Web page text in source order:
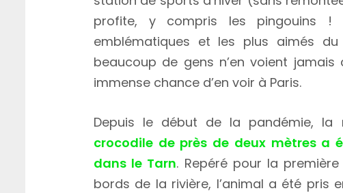
profite, y compris les pingouins !
emblématiques et les plus aimés
beaucoup de gens n’en voient
immense chance d’en voir à Paris.
Depuis le début de la pandémie, la
crocodile de près de deux mètres a
dans le Tarn. Repéré pour la
bords de la rivière, l’animal a été pris